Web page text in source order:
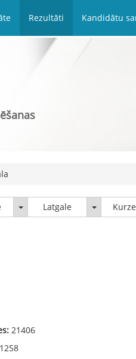
Rezultāti Kandidātu
VidzemeLatgale Latgale
21406